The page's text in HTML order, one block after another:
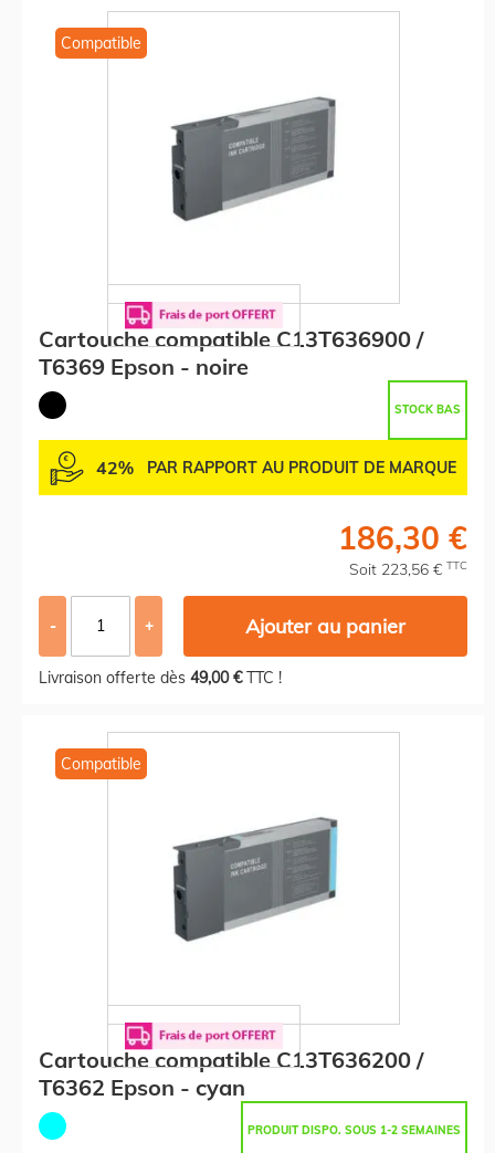
Compatible
Cartouche compatible C13T636900 /
T6369 Epson - noire
STOCK BAS
42% PAR RAPPORT AU PRODUIT DE MARQUE
186,30 €
Soit 223,56 € TTC
- + Ajouter au panier
Livraison offerte dès 49,00 €TTC !
Compatible
Cartouche compatible C13T636200 /
T6362 Epson - cyan
PRODUIT DISPO. SOUS 1-2 SEMAINES